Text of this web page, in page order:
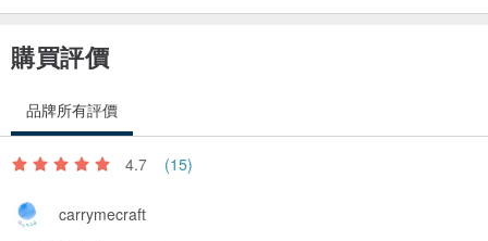
購買評價
品牌所有評價
4.7 (15)
carrymecraft